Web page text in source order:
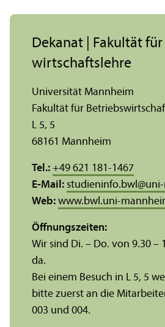
Dekanat | Fakultät
wirtschafts­lehre
Universität Mannheim
Fakultät für
L 5, 5
68161 Mannheim
Tel.: +49 621 181-1467
E-Mail: studieninfo.bwl @
Web: www.bwl.uni-
Öffnungs­zeiten:
Wir sind Di. – Do. von 9.30 –
da.
Bei einem Besuch in L 5, 5
bitte zuerst an die
003 und 004.